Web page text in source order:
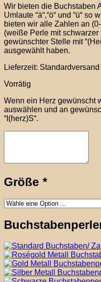
Wir bieten die Buchstaben
Umlaute “ä“,“ö“ und “ü“
bieten wir alle Zahlen an
(weiße Perle mit
gewünschter Stelle mit
ausgewählt haben.
Lieferzeit:
Vorrätig
Wenn ein Herz gewünscht
auswählen und an
“I(herz)S“.
Größe *